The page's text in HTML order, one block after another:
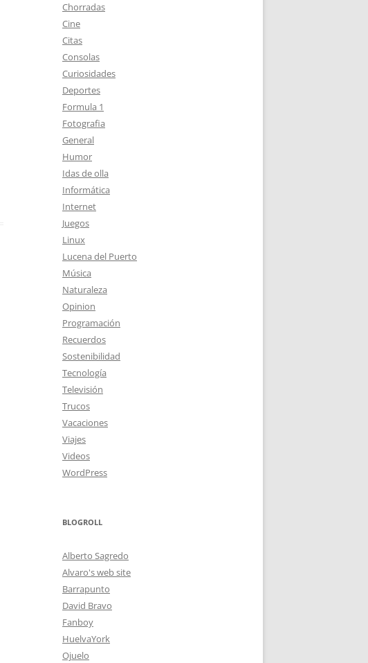
Chorradas
Cine
Citas
Consolas
Curiosidades
Deportes
Formula 1
Fotografia
General
Humor
Idas de olla
Informática
Internet
Juegos
Linux
Lucena del Puerto
Música
Naturaleza
Opinion
Programación
Recuerdos
Sostenibilidad
Tecnología
Televisión
Trucos
Vacaciones
Viajes
Videos
WordPress
BLOGROLL
Alberto Sagredo
Alvaro's web site
Barrapunto
David Bravo
Fanboy
HuelvaYork
Ojuelo